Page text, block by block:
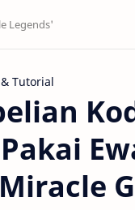
Tutorial